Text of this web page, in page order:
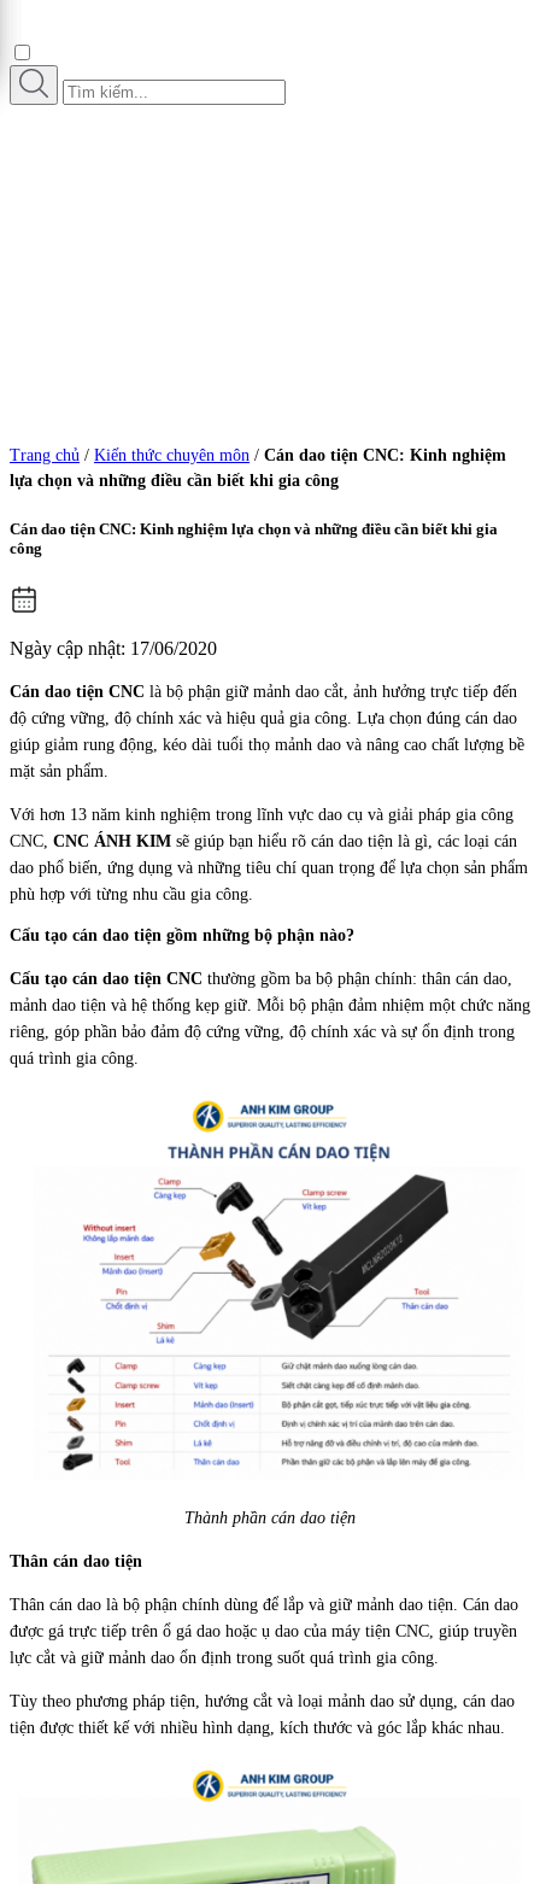
Trang chủ / Kiến thức chuyên môn / Cán dao tiện CNC: Kinh nghiệm
lựa chọn và những điều cần biết khi gia công
Cán dao tiện CNC: Kinh nghiệm lựa chọn và những điều cần biết khi gia
công
Ngày cập nhật: 17/06/2020
Cán dao tiện CNC là bộ phận giữ mảnh dao cắt, ảnh hưởng trực tiếp đến
độ cứng vững, độ chính xác và hiệu quả gia công. Lựa chọn đúng cán dao
giúp giảm rung động, kéo dài tuổi thọ mảnh dao và nâng cao chất lượng bề
mặt sản phẩm.
Với hơn 13 năm kinh nghiệm trong lĩnh vực dao cụ và giải pháp gia công
CNC, CNC ÁNH KIM sẽ giúp bạn hiểu rõ cán dao tiện là gì, các loại cán
dao phổ biến, ứng dụng và những tiêu chí quan trọng để lựa chọn sản phẩm
phù hợp với từng nhu cầu gia công.
Cấu tạo cán dao tiện gồm những bộ phận nào?
Cấu tạo cán dao tiện CNC thường gồm ba bộ phận chính: thân cán dao,
mảnh dao tiện và hệ thống kẹp giữ. Mỗi bộ phận đảm nhiệm một chức năng
riêng, góp phần bảo đảm độ cứng vững, độ chính xác và sự ổn định trong
quá trình gia công.
Thành phần cán dao tiện
Thân cán dao tiện
Thân cán dao là bộ phận chính dùng để lắp và giữ mảnh dao tiện. Cán dao
được gá trực tiếp trên ổ gá dao hoặc ụ dao của máy tiện CNC, giúp truyền
lực cắt và giữ mảnh dao ổn định trong suốt quá trình gia công.
Tùy theo phương pháp tiện, hướng cắt và loại mảnh dao sử dụng, cán dao
tiện được thiết kế với nhiều hình dạng, kích thước và góc lắp khác nhau.